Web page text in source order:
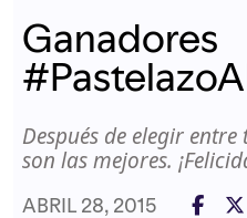
Ganadores
Después de elegir
son las mejores.
ABRIL 28, 2015